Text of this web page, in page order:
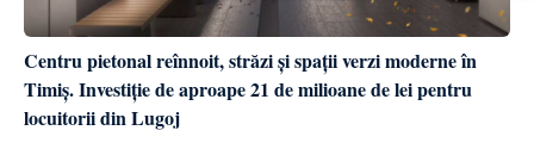
Centru pietonal reînnoit, străzi și spații verzi moderne în
Timiș. Investiție de aproape 21 de milioane de lei pentru
locuitorii din Lugoj